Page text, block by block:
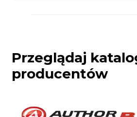
Przeglądaj
producentów